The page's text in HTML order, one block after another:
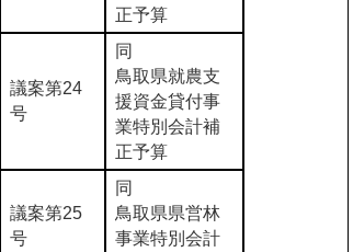
正予算
議案第24
号
同
鳥取県就農支
援資金貸付事
業特別会計補
正予算
議案第25
号
同
鳥取県県営林
事業特別会計